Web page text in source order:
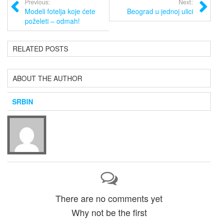
Previous:
Modeli fotelja koje ćete
poželeti – odmah!
Next:
Beograd u jednoj ulici
RELATED POSTS
ABOUT THE AUTHOR
SRBIN
There are no comments yet
Why not be the first